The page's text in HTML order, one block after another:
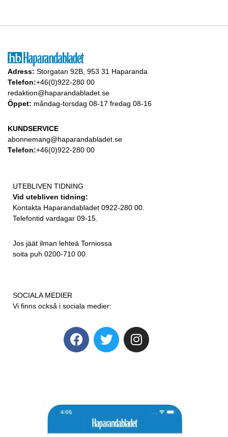
Adress: Storgatan 92B, 953 31 Haparanda
Telefon:+46(0)922-280 00
redaktion@haparandabladet.se
Öppet: måndag-torsdag 08-17 fredag 08-16
KUNDSERVICE
abonnemang@haparandabladet.se
Telefon:+46(0)922-280 00
UTEBLIVEN TIDNING
Vid utebliven tidning:
Kontakta Haparandabladet 0922-280 00.
Telefontid vardagar 09-15.
Jos jäät ilman lehteä Torniossa
soita puh 0200-710 00.
SOCIALA MEDIER
Vi finns också i sociala medier: